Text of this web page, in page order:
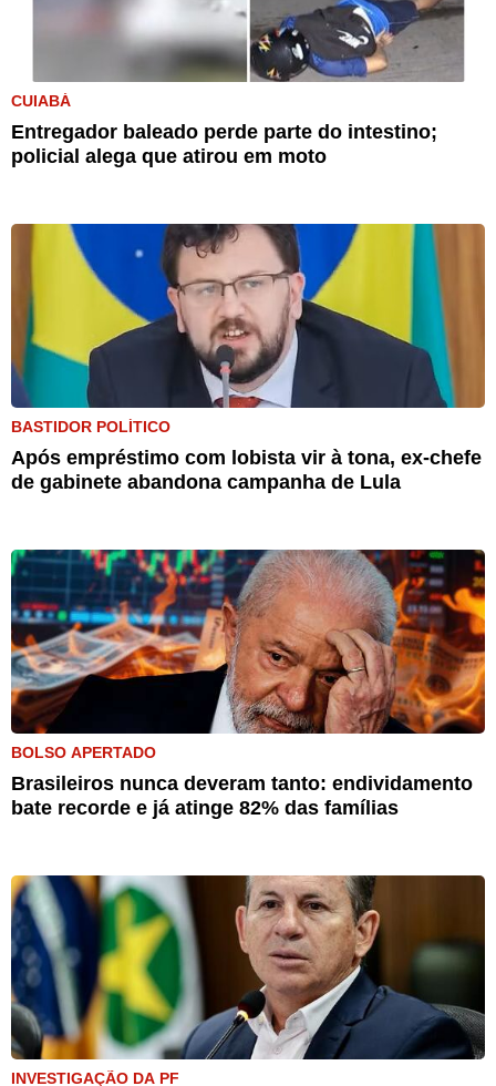
CUIABÁ
Entregador baleado perde parte do intestino;
policial alega que atirou em moto
BASTIDOR POLÍTICO
Após empréstimo com lobista vir à tona, ex-chefe
de gabinete abandona campanha de Lula
BOLSO APERTADO
Brasileiros nunca deveram tanto: endividamento
bate recorde e já atinge 82% das famílias
INVESTIGAÇÃO DA PF